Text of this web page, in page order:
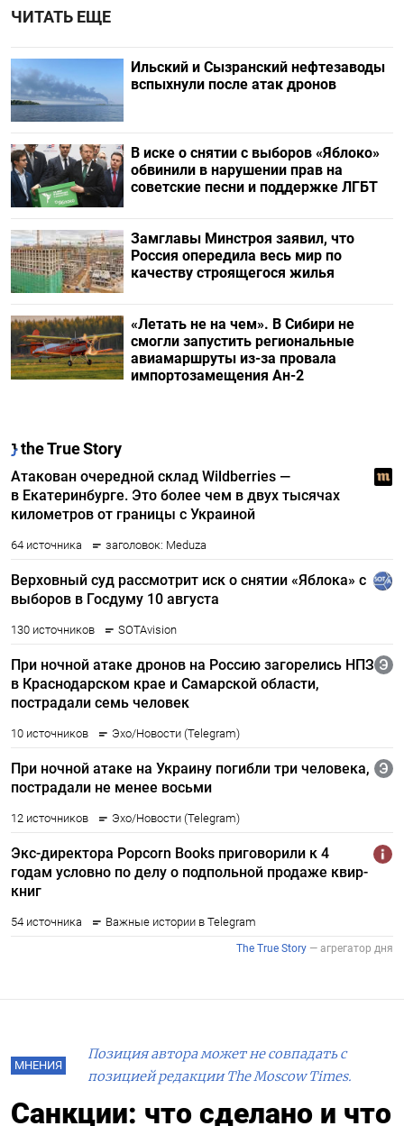
ЧИТАТЬ ЕЩЕ
Ильский и Сызранский нефтезаводы
вспыхнули после атак дронов
В иске о снятии с выборов «Яблоко»
обвинили в нарушении прав на
советские песни и поддержке ЛГБТ
Замглавы Минстроя заявил, что
Россия опередила весь мир по
качеству строящегося жилья
«Летать не на чем». В Сибири не
смогли запустить региональные
авиамаршруты из-за провала
импортозамещения Ан-2
МНЕНИЯ
Позиция автора может не совпадать с
позицией редакции The Moscow Times.
Санкции: что сделано и что